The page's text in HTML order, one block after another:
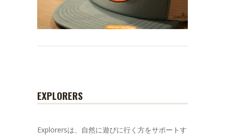
EXPLORERS
Explorersは、自然に遊びに行く方をサポートす